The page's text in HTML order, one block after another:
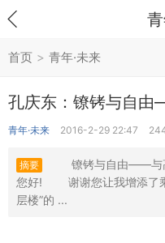
首页 > 青年·未来
孔庆东：镣铐与自
青年·未来 2016-2-29 22:47
摘要
镣铐与自由——
您好! 谢谢您让我增添了乘
层楼”的 ...